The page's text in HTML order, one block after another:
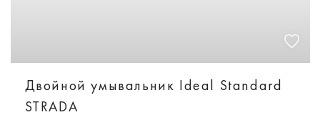
Двойной умывальник Ideal Standard
STRADA